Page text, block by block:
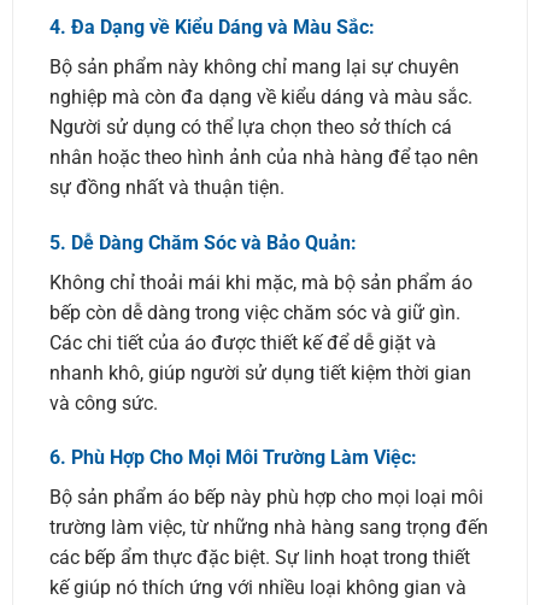
4. Đa Dạng về Kiểu Dáng và Màu Sắc:
Bộ sản phẩm này không chỉ mang lại sự chuyên
nghiệp mà còn đa dạng về kiểu dáng và màu sắc.
Người sử dụng có thể lựa chọn theo sở thích cá
nhân hoặc theo hình ảnh của nhà hàng để tạo nên
sự đồng nhất và thuận tiện.
5. Dễ Dàng Chăm Sóc và Bảo Quản:
Không chỉ thoải mái khi mặc, mà bộ sản phẩm áo
bếp còn dễ dàng trong việc chăm sóc và giữ gìn.
Các chi tiết của áo được thiết kế để dễ giặt và
nhanh khô, giúp người sử dụng tiết kiệm thời gian
và công sức.
6. Phù Hợp Cho Mọi Môi Trường Làm Việc:
Bộ sản phẩm áo bếp này phù hợp cho mọi loại môi
trường làm việc, từ những nhà hàng sang trọng đến
các bếp ẩm thực đặc biệt. Sự linh hoạt trong thiết
kế giúp nó thích ứng với nhiều loại không gian và